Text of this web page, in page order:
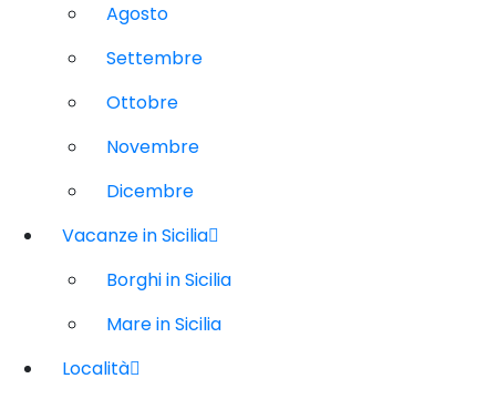
Agosto
Settembre
Ottobre
Novembre
Dicembre
Vacanze in Sicilia
Borghi in Sicilia
Mare in Sicilia
Località